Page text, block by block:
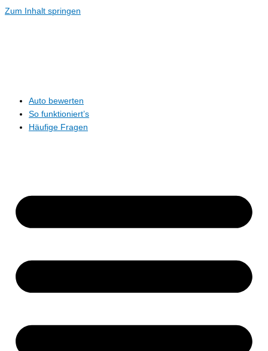
Zum Inhalt springen
Auto bewerten
So funktioniert’s
Häufige Fragen